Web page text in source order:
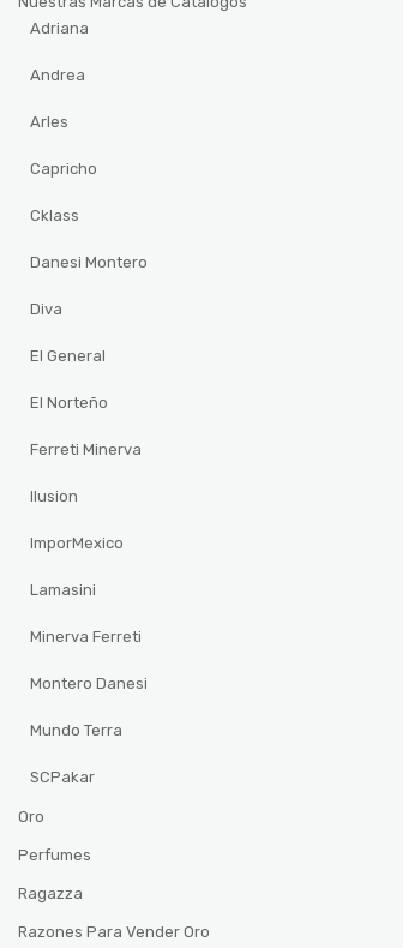
Adriana
Andrea
Arles
Capricho
Cklass
Danesi Montero
Diva
El General
El Norteño
Ferreti Minerva
Ilusion
ImporMexico
Lamasini
Minerva Ferreti
Montero Danesi
Mundo Terra
SCPakar
Oro
Perfumes
Ragazza
Razones Para Vender Oro